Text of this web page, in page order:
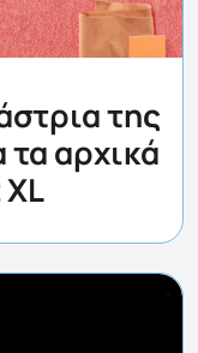
της
αρχικά